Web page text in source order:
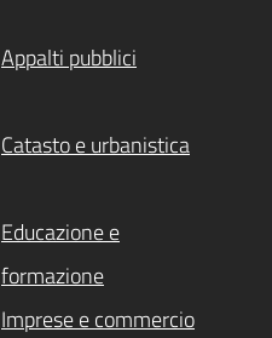
Appalti pubblici
Catasto e urbanistica
Educazione e
formazione
Imprese e commercio